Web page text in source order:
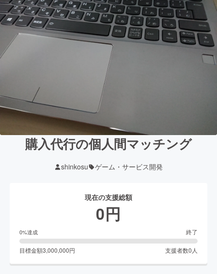
購入代行の個人間マッチング
shinkosu ゲーム・サービス開発
現在の支援総額
0円
0%達成 終了
目標金額3,000,000円 支援者数0 人